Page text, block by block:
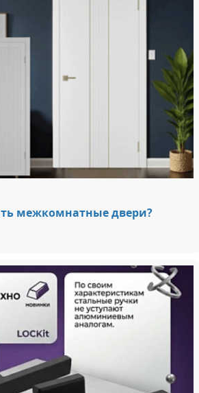
межкомнатные двери?